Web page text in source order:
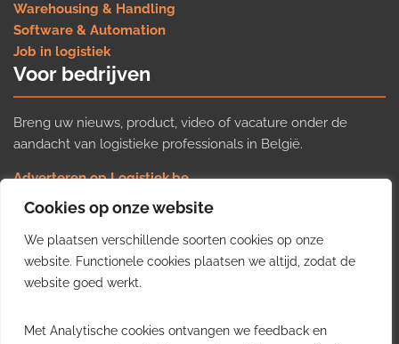
Cookies op onze website
We plaatsen verschillende soorten cookies op onze
website. Functionele cookies plaatsen we altijd, zodat de
website goed werkt.
Met Analytische cookies ontvangen we feedback en
Warehousing & Handling
Software & Automation
Job in logistiek
Voor bedrijven
Breng uw nieuws, product, video of vacature onder de
aandacht van logistieke professionals in België.
Adverteren op Logistiek.be
Nieuws insturen
Uw video op Logistiek.TV
Job plaatsen
Gratis wekelijkse update
inzichten uit de Belgische logistieke sector in uw inbox.